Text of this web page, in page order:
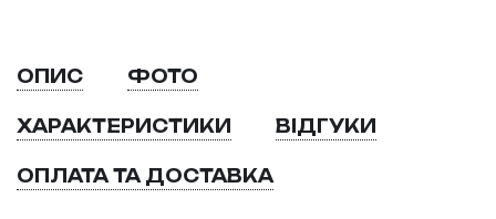
ОПИС ФОТО
ХАРАКТЕРИСТИКИ ВІДГУКИ
ОПЛАТА ТА ДОСТАВКА